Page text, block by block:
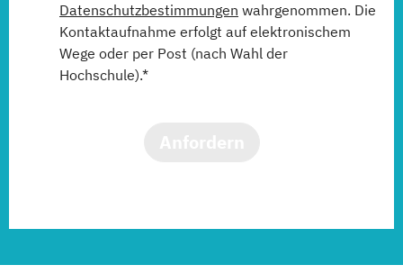
Datenschutzbestimmungen wahrgenommen. Die
Kontaktaufnahme erfolgt auf elektronischem
Wege oder per Post (nach Wahl der
Hochschule).*